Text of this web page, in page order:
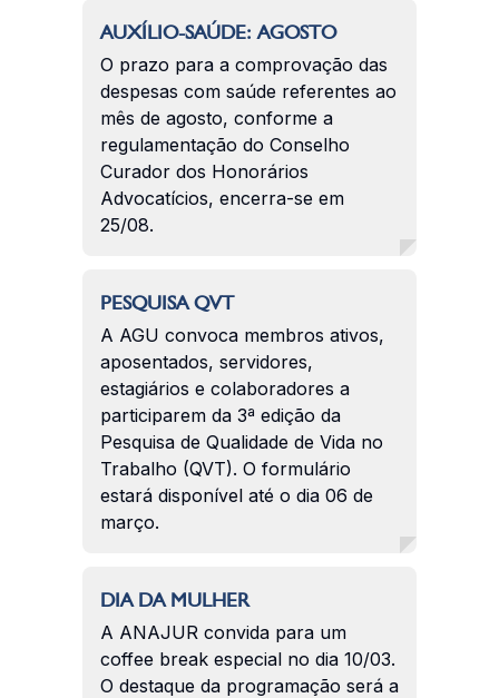
AUXÍLIO-SAÚDE: AGOSTO
O prazo para a comprovação das
despesas com saúde referentes ao
mês de agosto, conforme a
regulamentação do Conselho
Curador dos Honorários
Advocatícios, encerra-se em
25/08.
PESQUISA QVT
A AGU convoca membros ativos,
aposentados, servidores,
estagiários e colaboradores a
participarem da 3ª edição da
Pesquisa de Qualidade de Vida no
Trabalho (QVT). O formulário
estará disponível até o dia 06 de
março.
DIA DA MULHER
A ANAJUR convida para um
coffee break especial no dia 10/03.
O destaque da programação será a